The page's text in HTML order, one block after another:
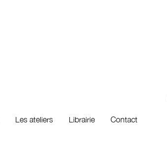
Les ateliers Librairie Contact